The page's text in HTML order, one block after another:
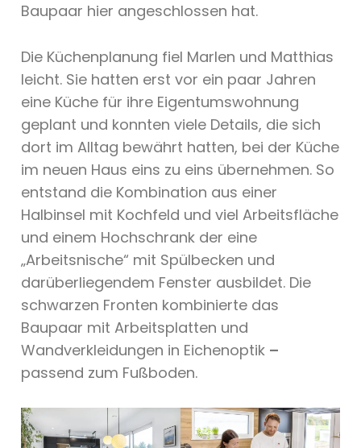
Baupaar hier angeschlossen hat.
Die Küchenplanung fiel Marlen und Matthias
leicht. Sie hatten erst vor ein paar Jahren
eine Küche für ihre Eigentumswohnung
geplant und konnten viele Details, die sich
dort im Alltag bewährt hatten, bei der Küche
im neuen Haus eins zu eins übernehmen. So
entstand die Kombination aus einer
Halbinsel mit Kochfeld und viel Arbeitsfläche
und einem Hochschrank der eine
„Arbeitsnische“ mit Spülbecken und
darüberliegendem Fenster ausbildet. Die
schwarzen Fronten kombinierte das
Baupaar mit Arbeitsplatten und
Wandverkleidungen in Eichenoptik –
passend zum Fußboden.